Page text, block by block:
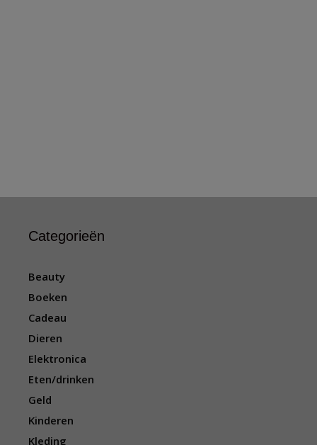
Categorieën
Beauty
Boeken
Cadeau
Dieren
Elektronica
Eten/drinken
Geld
Kinderen
Kleding